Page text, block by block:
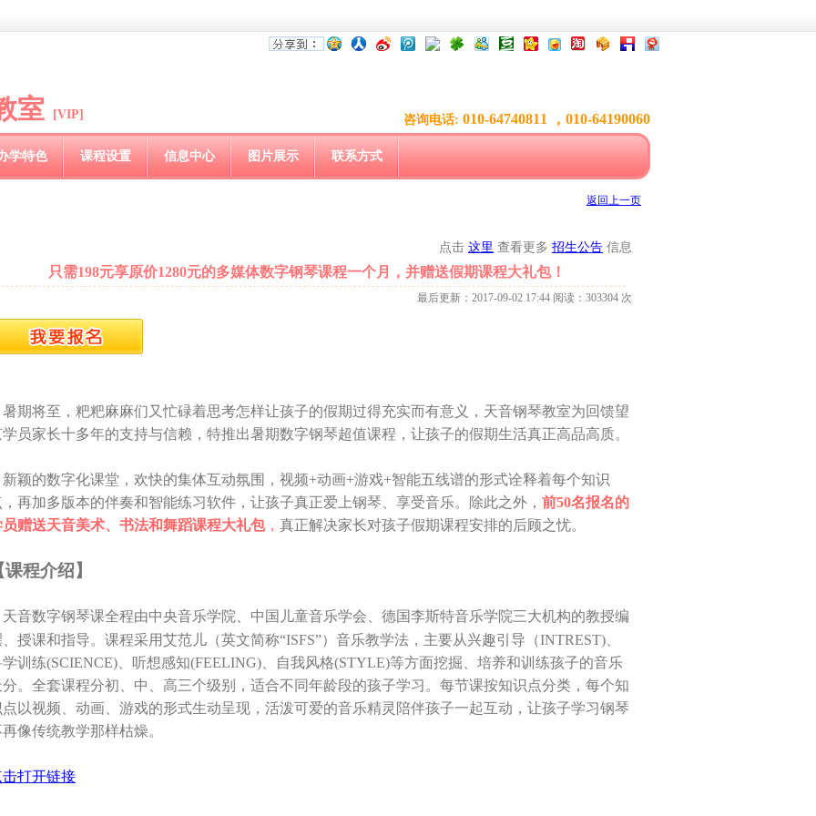
室 [VIP] 咨询电话: 010-64740811 ，010-64190060
学特色 课程设置 信息中心 图片展示 联系方式
返回上一页
点击 这里 查看更多 招生公告 信息
只需198元享原价1280元的多媒体数字钢琴课程一个月，并赠送假期课程大礼包！
最后更新：2017-09-02 17:44 阅读：303304 次
期将至，粑粑麻麻们又忙碌着思考怎样让孩子的假期过得充实而有意义，天音钢琴教室为回馈望
学员家长十多年的支持与信赖，特推出暑期数字钢琴超值课程，让孩子的假期生活真正高品高质。
颖的数字化课堂，欢快的集体互动氛围，视频+动画+游戏+智能五线谱的形式诠释着每个知识
，再加多版本的伴奏和智能练习软件，让孩子真正爱上钢琴、享受音乐。除此之外， 前50名报名的
员赠送天音美术、书法和舞蹈课程大礼包， 真正解决家长对孩子假期课程安排的后顾之忧。
课程介绍】
音数字钢琴课全程由中央音乐学院、中国儿童音乐学会、德国李斯特音乐学院三大机构的教授编
授课和指导。课程采用艾范儿（英文简称“ISFS”）音乐教学法，主要从兴趣引导（INTREST)、
学训练(SCIENCE)、听想感知(FEELING)、自我风格(STYLE)等方面挖掘、培养和训练孩子的音乐
分。全套课程分初、中、高三个级别，适合不同年龄段的孩子学习。每节课按知识点分类，每个知
点以视频、动画、游戏的形式生动呈现，活泼可爱的音乐精灵陪伴孩子一起互动，让孩子学习钢琴
像传统教学那样枯燥。
击打开链接